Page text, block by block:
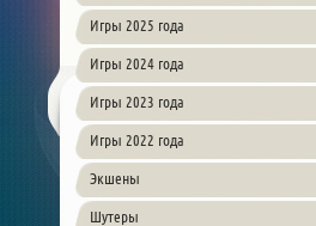
Игры 2025 года
Игры 2024 года
Игры 2023 года
Игры 2022 года
Экшены
Шутеры